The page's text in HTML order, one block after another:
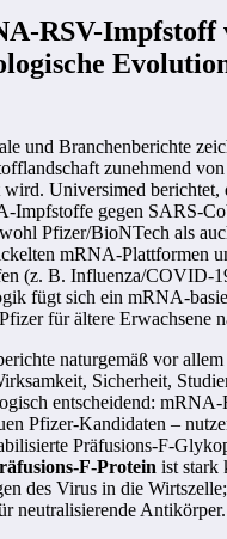
RSV-Impfstoff
und Branchenberichte
zunehmend von
Universimed berichtet,
Impfstoffe gegen
Pfizer/BioNTech als
mRNA-Plattformen
(z. B. Influenza/
fügt sich ein mRNA-
für ältere Erwachsene
naturgemäß vor
Sicherheit,
entscheidend:
Pfizer-Kandidaten –
Präfusions-F-
F‑Protein ist stark
des Virus in die
neutralisierende